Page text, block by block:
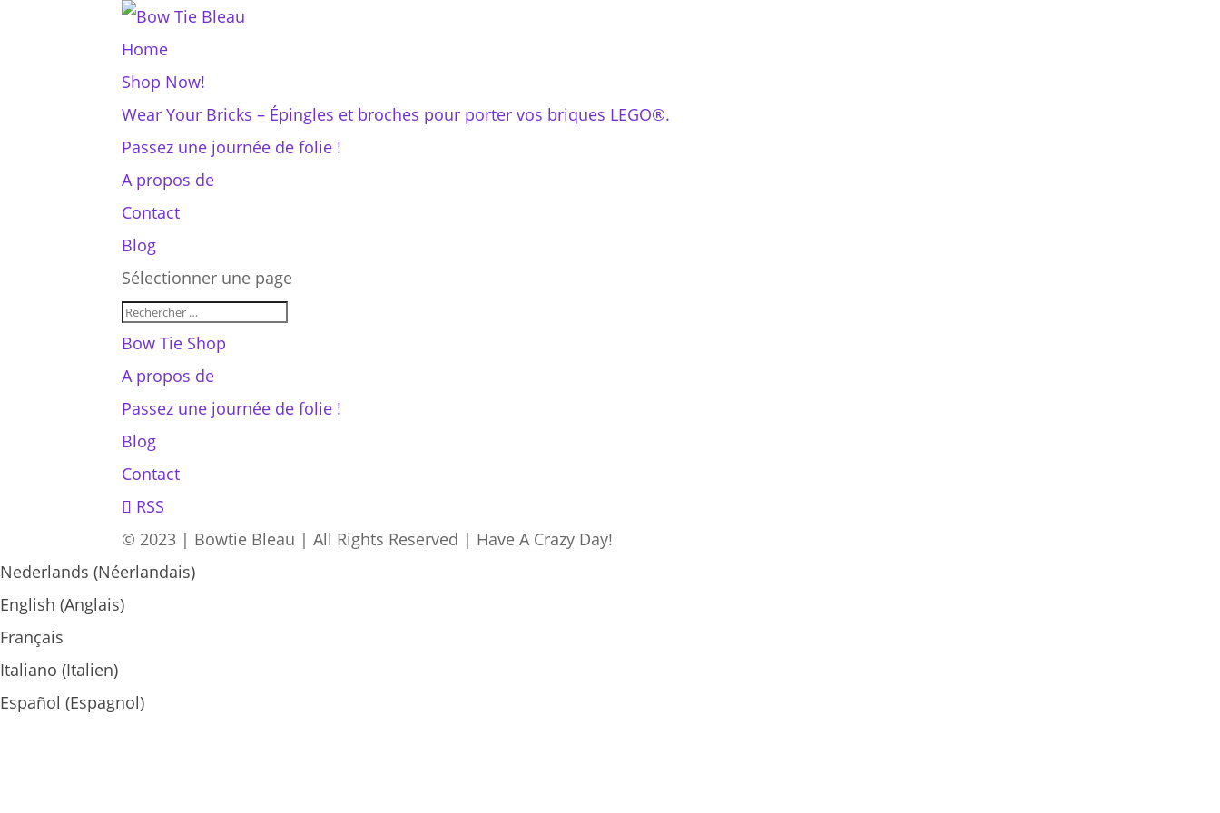
Home
Shop Now!
Wear Your Bricks – Épingles et broches pour porter vos briques LEGO®.
Passez une journée de folie !
A propos de
Contact
Blog
Sélectionner une page
Bow Tie Shop
A propos de
Passez une journée de folie !
Blog
Contact
RSS
© 2023 | Bowtie Bleau | All Rights Reserved | Have A Crazy Day!
Nederlands (Néerlandais)
English (Anglais)
Français
Italiano (Italien)
Español (Espagnol)